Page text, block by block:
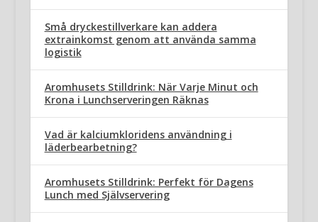
Små dryckestillverkare kan addera
extrainkomst genom att använda samma
logistik
Aromhusets Stilldrink: När Varje Minut och
Krona i Lunchserveringen Räknas
Vad är kalciumkloridens användning i
läderbearbetning?
Aromhusets Stilldrink: Perfekt för Dagens
Lunch med Självservering